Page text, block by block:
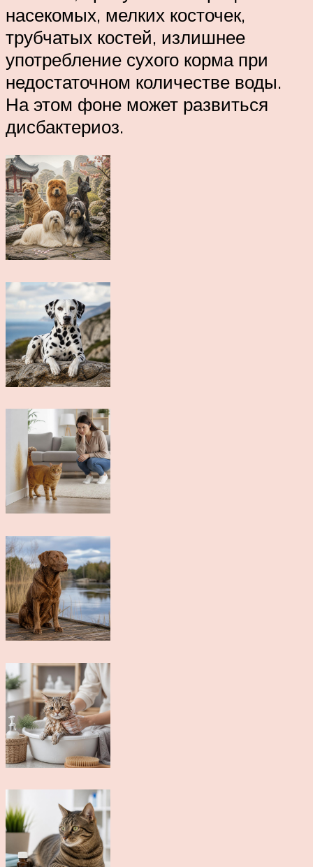
насекомых, мелких косточек,
трубчатых костей, излишнее
употребление сухого корма при
недостаточном количестве воды.
На этом фоне может развиться
дисбактериоз.